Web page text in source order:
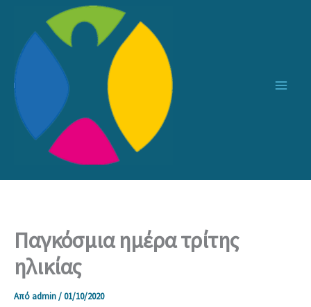
περιεχόμενο
Παγκόσμια ημέρα τρίτης
ηλικίας
Από admin/01/10/2020